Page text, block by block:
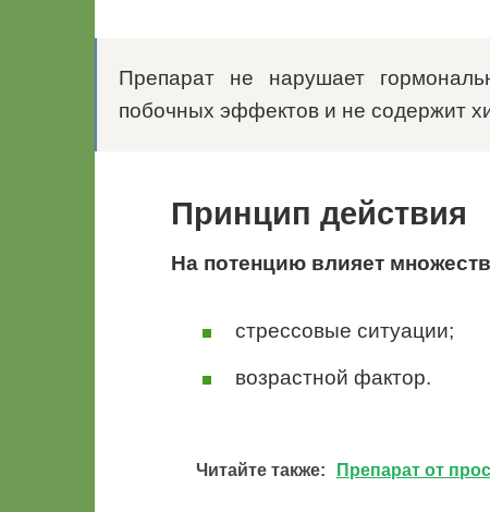
Препарат не нарушает
побочных эффектов и не содержит
Принцип действия
На потенцию влияет
стрессовые ситуации;
возрастной фактор.
Читайте также: Препарат от